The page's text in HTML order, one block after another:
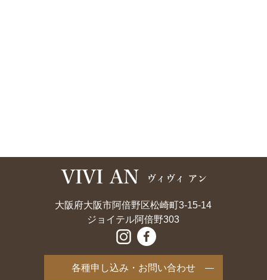
大阪府大阪市阿倍野区松崎町3-15-14
ジョイテル阿倍野303
各種申し込み・お問い合わせ